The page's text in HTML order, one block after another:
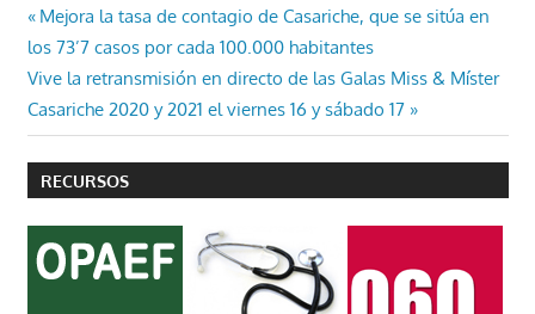
Navegación
de
entradas
Entrada
anterior:
Mejora la tasa de contagio de Casariche, que se sitúa en
los 73’7 casos por cada 100.000 habitantes
Entrada
siguiente:
Vive la retransmisión en directo de las Galas Miss & Míster
Casariche 2020 y 2021 el viernes 16 y sábado 17
RECURSOS